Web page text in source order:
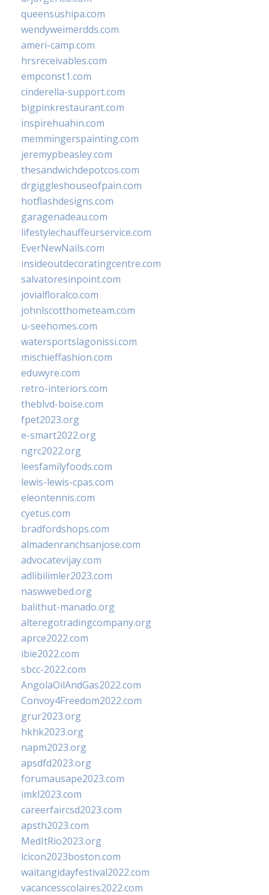
queensushipa.com
wendyweimerdds.com
ameri-camp.com
hrsreceivables.com
empconst1.com
cinderella-support.com
bigpinkrestaurant.com
inspirehuahin.com
memmingerspainting.com
jeremypbeasley.com
thesandwichdepotcos.com
drgiggleshouseofpain.com
hotflashdesigns.com
garagenadeau.com
lifestylechauffeurservice.com
EverNewNails.com
insideoutdecoratingcentre.com
salvatoresinpoint.com
jovialfloralco.com
johnlscotthometeam.com
u-seehomes.com
watersportslagonissi.com
mischieffashion.com
eduwyre.com
retro-interiors.com
theblvd-boise.com
fpet2023.org
e-smart2022.org
ngrc2022.org
leesfamilyfoods.com
lewis-lewis-cpas.com
eleontennis.com
cyetus.com
bradfordshops.com
almadenranchsanjose.com
advocatevijay.com
adlibilimler2023.com
naswwebed.org
balithut-manado.org
alteregotradingcompany.org
aprce2022.com
ibie2022.com
sbcc-2022.com
AngolaOilAndGas2022.com
Convoy4Freedom2022.com
grur2023.org
hkhk2023.org
napm2023.org
apsdfd2023.org
forumausape2023.com
imkl2023.com
careerfaircsd2023.com
apsth2023.com
MedItRio2023.org
lcicon2023boston.com
waitangidayfestival2022.com
vacancesscolaires2022.com